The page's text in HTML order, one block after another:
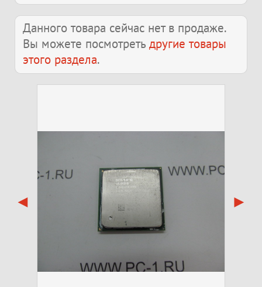
Данного товара сейчас нет в продаже.
Вы можете посмотреть другие товары
этого раздела.